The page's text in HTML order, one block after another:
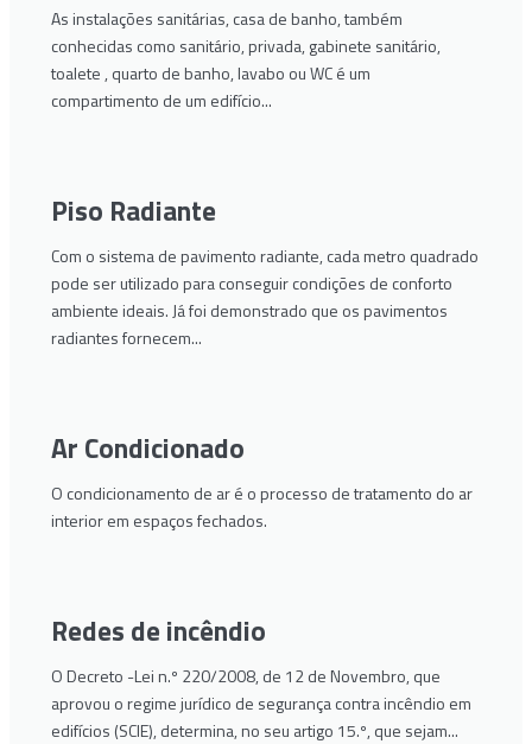
As instalações sanitárias, casa de banho, também
conhecidas como sanitário, privada, gabinete sanitário,
toalete , quarto de banho, lavabo ou WC é um
compartimento de um edifício...
Piso Radiante
Com o sistema de pavimento radiante, cada metro quadrado
pode ser utilizado para conseguir condições de conforto
ambiente ideais. Já foi demonstrado que os pavimentos
radiantes fornecem...
Ar Condicionado
O condicionamento de ar é o processo de tratamento do ar
interior em espaços fechados.
Redes de incêndio
O Decreto -Lei n.º 220/2008, de 12 de Novembro, que
aprovou o regime jurídico de segurança contra incêndio em
edifícios (SCIE), determina, no seu artigo 15.º, que sejam...